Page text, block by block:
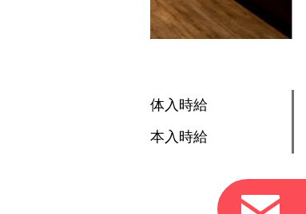
体入時給
本入時給